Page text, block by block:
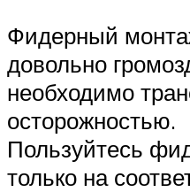
Фидерный
довольно
необходимо
осторожностью.
Пользуйтесь
только на